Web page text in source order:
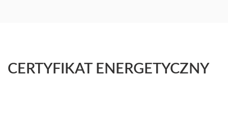
CERTYFIKAT ENERGETYCZNY